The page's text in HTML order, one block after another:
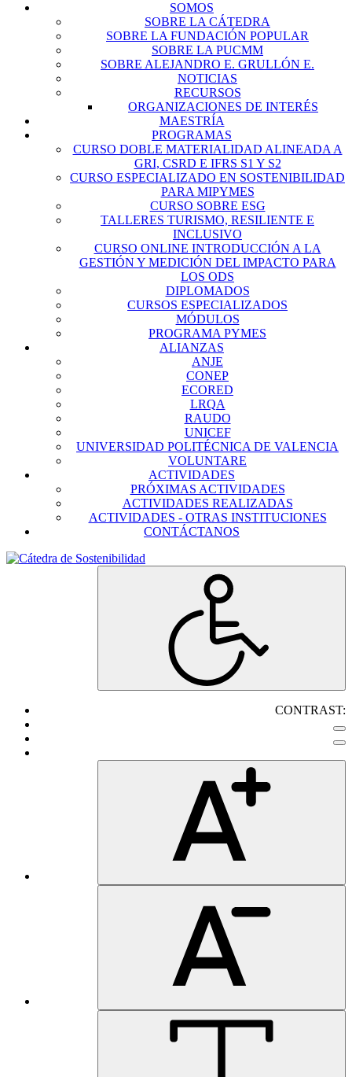
SOMOS
SOBRE LA CÁTEDRA
SOBRE LA FUNDACIÓN POPULAR
SOBRE LA PUCMM
SOBRE ALEJANDRO E. GRULLÓN E.
NOTICIAS
RECURSOS
ORGANIZACIONES DE INTERÉS
MAESTRÍA
PROGRAMAS
CURSO DOBLE MATERIALIDAD ALINEADA A
GRI, CSRD E IFRS S1 Y S2
CURSO ESPECIALIZADO EN SOSTENIBILIDAD
PARA MIPYMES
CURSO SOBRE ESG
TALLERES TURISMO, RESILIENTE E
INCLUSIVO
CURSO ONLINE INTRODUCCIÓN A LA
GESTIÓN Y MEDICIÓN DEL IMPACTO PARA
LOS ODS
DIPLOMADOS
CURSOS ESPECIALIZADOS
MÓDULOS
PROGRAMA PYMES
ALIANZAS
ANJE
CONEP
ECORED
LRQA
RAUDO
UNICEF
UNIVERSIDAD POLITÉCNICA DE VALENCIA
VOLUNTARE
ACTIVIDADES
PRÓXIMAS ACTIVIDADES
ACTIVIDADES REALIZADAS
ACTIVIDADES - OTRAS INSTITUCIONES
CONTÁCTANOS
CONTRAST: